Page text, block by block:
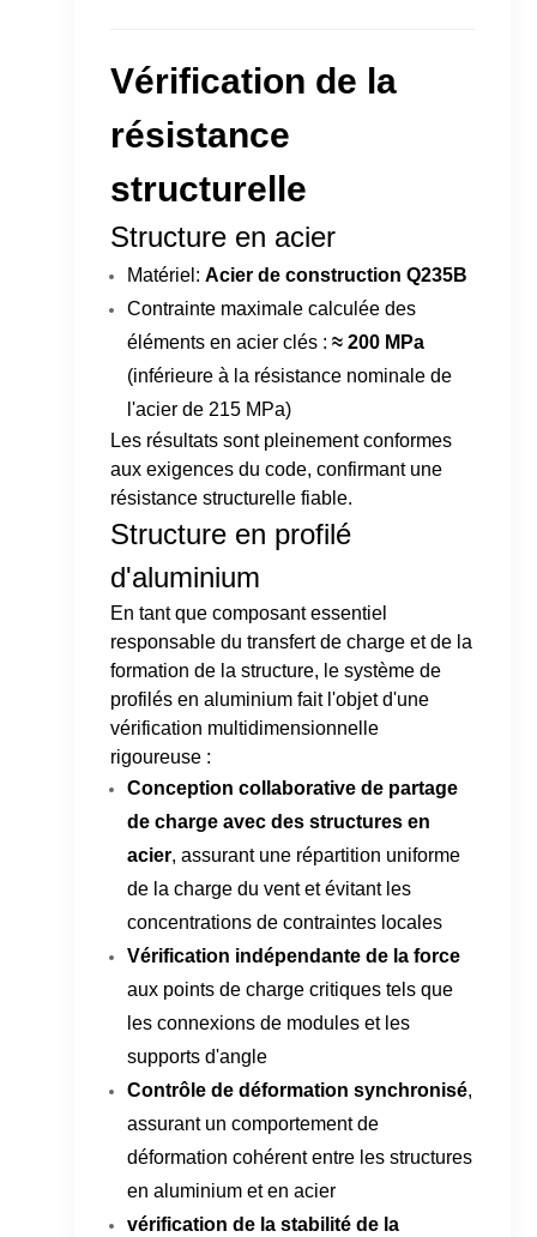
Vérification de la
résistance
structurelle
Structure en acier
Matériel:Acier de construction Q235B
Contrainte maximale calculée des
éléments en acier clés :≈ 200 MPa
(inférieure à la résistance nominale de
l'acier de 215 MPa)
Les résultats sont pleinement conformes
aux exigences du code, confirmant une
résistance structurelle fiable.
Structure en profilé
d'aluminium
En tant que composant essentiel
responsable du transfert de charge et de la
formation de la structure, le système de
profilés en aluminium fait l'objet d'une
vérification multidimensionnelle
rigoureuse :
Conception collaborative de partage
de charge avec des structures en
acier, assurant une répartition uniforme
de la charge du vent et évitant les
concentrations de contraintes locales
Vérification indépendante de la force
aux points de charge critiques tels que
les connexions de modules et les
supports d'angle
Contrôle de déformation synchronisé,
assurant un comportement de
déformation cohérent entre les structures
en aluminium et en acier
vérification de la stabilité de la